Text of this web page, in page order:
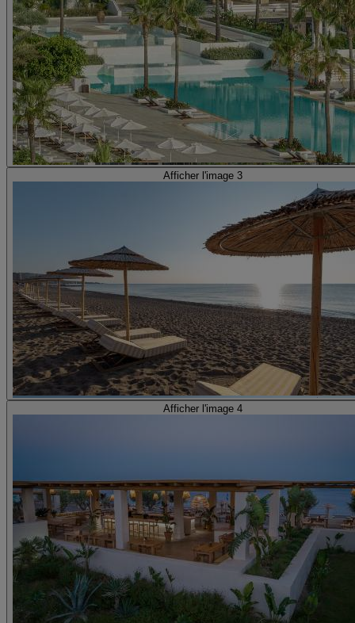
Afficher l'image 3
Afficher l'image 4